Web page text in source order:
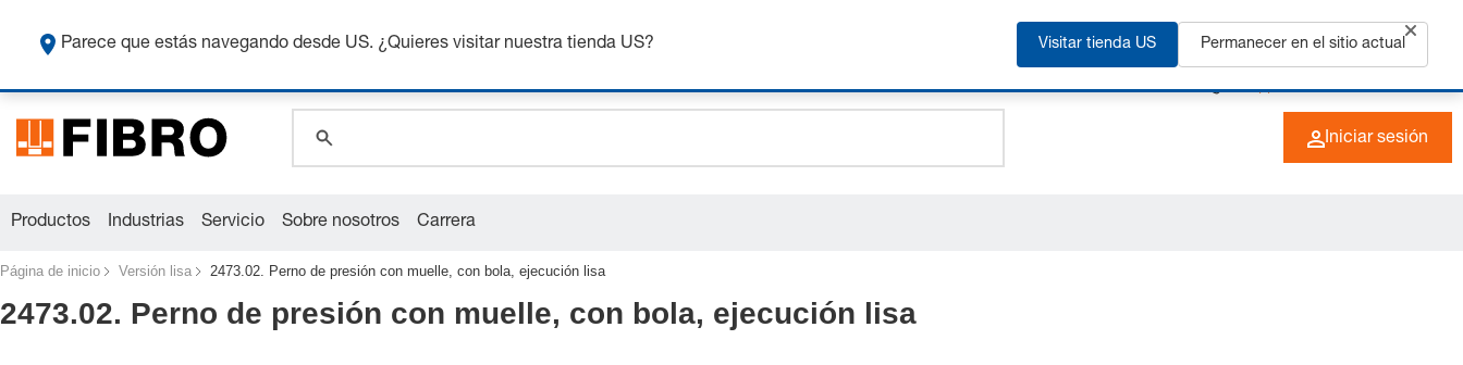
+49 (0) 6266 73-0 ES
global.search.placeholder.category
Iniciar sesión
Productos Industrias Servicio Sobre nosotros Carrera
Página de inicio Versión lisa 2473.02. Perno de presión con muelle, con bola, ejecución lisa
2473.02. Perno de presión con muelle, con bola, ejecución lisa
Parece que estás navegando desde US. ¿Quieres visitar nuestra tienda US? Visitar tienda US Permanecer en el sitio actual